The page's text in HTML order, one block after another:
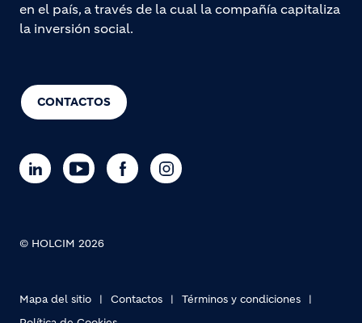
CONTACTOS
en el país, a través de la cual la compañía capitaliza
la inversión social.
© HOLCIM 2026
Mapa del sitio Contactos
Términos y condiciones